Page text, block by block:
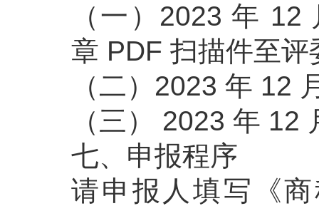
（一）2023 年
章 PDF 扫描件至
（二）2023 年 12
（三） 2023 年
七、申报程序
请申报人填写《